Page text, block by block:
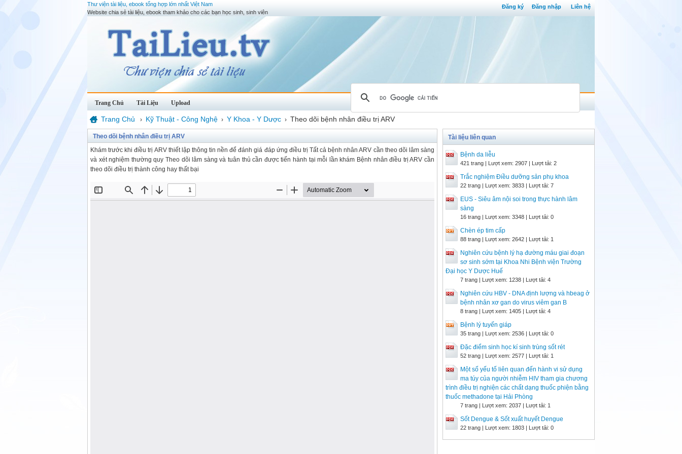
Đăng ký Đăng nhập Liên hệ
Thư viện tài liệu, ebook tổng hợp lớn nhất Việt Nam
Website chia sẻ tài liệu, ebook tham khảo cho các bạn học sinh, sinh viên
Trang Chủ Tài Liệu Upload
Trang Chủ › Kỹ Thuật - Công Nghệ › Y Khoa - Y Dược › Theo dõi bệnh nhân điều trị ARV
Theo dõi bệnh nhân điều trị ARV
Khám trước khi điều trị ARV thiết lập thông tin nền để đánh giá đáp ứng điều trị Tất cả bệnh nhân ARV cần theo dõi lâm sàng
và xét nghiệm thường quy Theo dõi lâm sàng và tuân thủ cần được tiến hành tại mỗi lần khám Bệnh nhân điều trị ARV cần
theo dõi điều trị thành công hay thất bại
Tài liệu liên quan
Bệnh da liễu
421 trang | Lượt xem: 2907 | Lượt tải: 2
Trắc nghiệm Điều dưỡng sản phụ khoa
22 trang | Lượt xem: 3833 | Lượt tải: 7
EUS - Siêu âm nội soi trong thực hành lâm
sàng
16 trang | Lượt xem: 3348 | Lượt tải: 0
Chèn ép tim cấp
88 trang | Lượt xem: 2642 | Lượt tải: 1
Nghiên cứu bệnh lý hạ đường máu giai đoạn
sơ sinh sớm tại Khoa Nhi Bệnh viện Trường
Đại học Y Dược Huế
7 trang | Lượt xem: 1238 | Lượt tải: 4
Nghiên cứu HBV - DNA định lượng và hbeag ở
bệnh nhân xơ gan do virus viêm gan B
8 trang | Lượt xem: 1405 | Lượt tải: 4
Bệnh lý tuyến giáp
35 trang | Lượt xem: 2536 | Lượt tải: 0
Đặc điểm sinh học kí sinh trùng sốt rét
52 trang | Lượt xem: 2577 | Lượt tải: 1
Một số yếu tố liên quan đến hành vi sử dụng
ma túy của người nhiễm HIV tham gia chương
trình điều trị nghiện các chất dạng thuốc phiện bằng
thuốc methadone tại Hải Phòng
7 trang | Lượt xem: 2037 | Lượt tải: 1
Sốt Dengue & Sốt xuất huyết Dengue
22 trang | Lượt xem: 1803 | Lượt tải: 0